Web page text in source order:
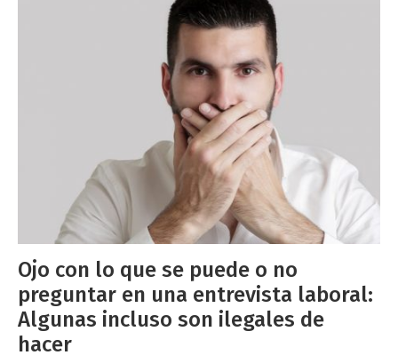
Ojo con lo que se puede o no
preguntar en una entrevista laboral:
Algunas incluso son ilegales de
hacer